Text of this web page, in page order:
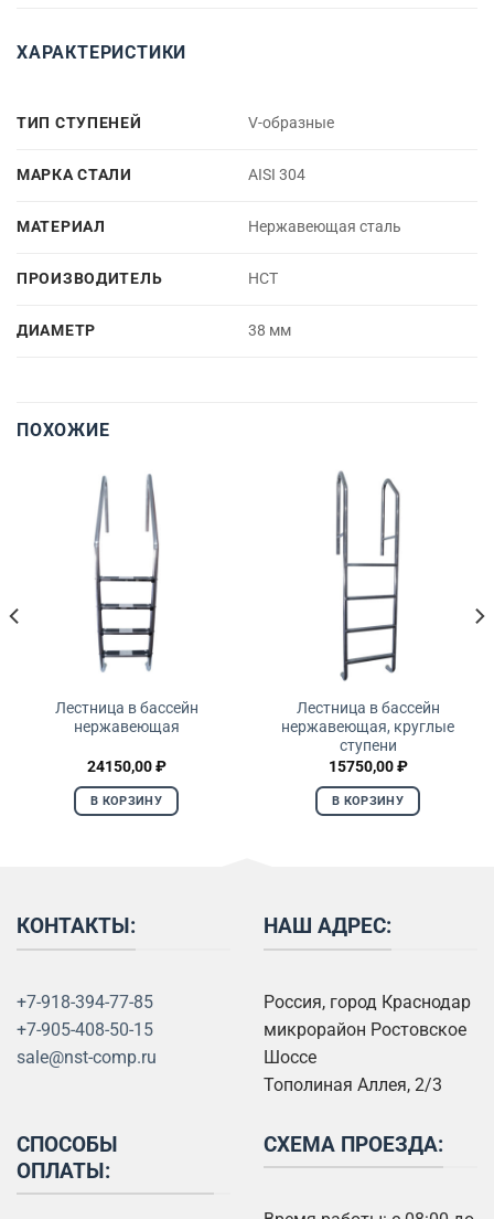
ХАРАКТЕРИСТИКИ
ТИП СТУПЕНЕЙ V-образные
МАРКА СТАЛИ AISI 304
МАТЕРИАЛ Нержавеющая сталь
ПРОИЗВОДИТЕЛЬ НСТ
ДИАМЕТР 38 мм
ПОХОЖИЕ
Лестница в бассейн
нержавеющая
24150,00₽
В КОРЗИНУ
Лестница в бассейн
нержавеющая, круглые
ступени
15750,00₽
В КОРЗИНУ
КОНТАКТЫ:
+7-918-394-77-85
+7-905-408-50-15
sale@nst-comp.ru
НАШ АДРЕС:
Россия, город Краснодар
микрорайон Ростовское
Шоссе
Тополиная Аллея, 2/3
СПОСОБЫ
ОПЛАТЫ:
СХЕМА ПРОЕЗДА: